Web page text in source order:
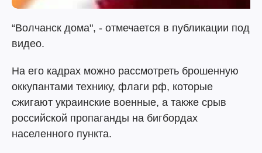
“Волчанск дома", - отмечается в публикации под
видео.
На его кадрах можно рассмотреть брошенную
оккупантами технику, флаги рф, которые
сжигают украинские военные, а также срыв
российской пропаганды на бигбордах
населенного пункта.